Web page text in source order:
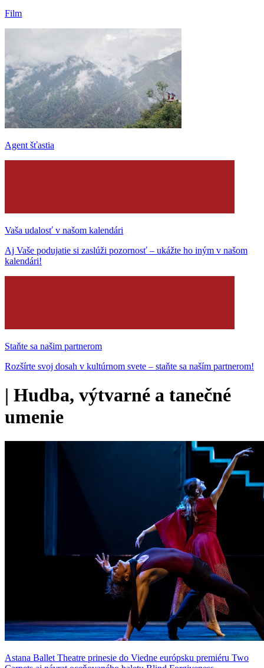
Film
Agent šťastia
Vaša udalosť v našom kalendári
Aj Vaše podujatie si zaslúži pozornosť – ukážte ho iným v našom
kalendári!
Staňte sa našim partnerom
Rozšírte svoj dosah v kultúrnom svete – staňte sa naším partnerom!
| Hudba, výtvarné a tanečné
umenie
Astana Ballet Theatre prinesie do Viedne európsku premiéru Two